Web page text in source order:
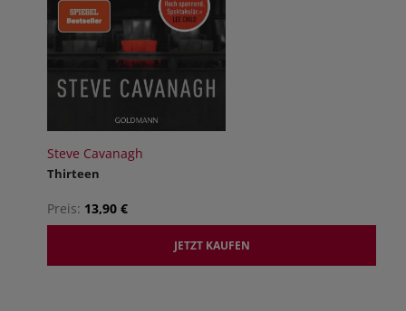
Steve Cavanagh
Thirteen
Preis: 13,90 €
JETZT KAUFEN